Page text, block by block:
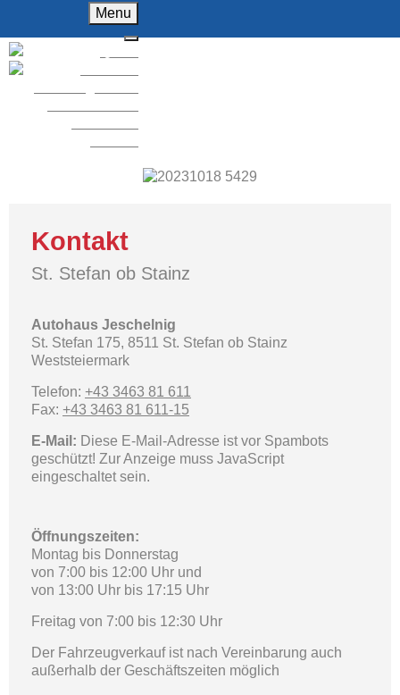
Menu
Kontakt
St. Stefan ob Stainz
Autohaus Jeschelnig
St. Stefan 175, 8511 St. Stefan ob Stainz
Weststeiermark
Telefon: +43 3463 81 611
Fax: +43 3463 81 611-15
E-Mail: Diese E-Mail-Adresse ist vor Spambots
geschützt! Zur Anzeige muss JavaScript
eingeschaltet sein.
Öffnungszeiten:
Montag bis Donnerstag
von 7:00 bis 12:00 Uhr und
von 13:00 Uhr bis 17:15 Uhr
Freitag von 7:00 bis 12:30 Uhr
Der Fahrzeugverkauf ist nach Vereinbarung auch
außerhalb der Geschäftszeiten möglich